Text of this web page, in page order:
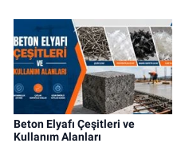
Beton Elyafı Çeşitleri ve
Kullanım Alanları